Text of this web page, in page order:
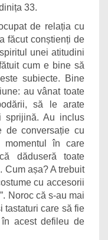
33.
de relația cu
făcut conștienți de
unei atitudini
cum e bine să
subiecte. Bine
au vânat toate
să le arate
sprijină. Au inclus
de conversație cu
în care
dăduseră toate
Cum așa? A trebuit
cu accesorii
Noroc că s-au mai
tastaturi care să fie
acest defileu de